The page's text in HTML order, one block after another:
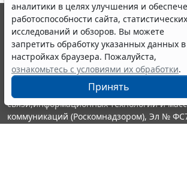
аналитики в целях улучшения и
работоспособности сайта, статистических
исследований и обзоров. Вы можете
запретить обработку указанных данных в
настройках браузера. Пожалуйста,
ознакомьтесь с условиями их обработки.
Принять
© ООО "НПП "ГАРАНТ-СЕРВИС", 2026.
выпускается с 1990 года. Компания
являются участниками Российской
информации ГАРАНТ.
Портал ГАРАНТ.РУ зарегистрирован в
издания Федеральной службой по
связи,информационных технологий и
коммуникаций (Роскомнадзором), Эл №